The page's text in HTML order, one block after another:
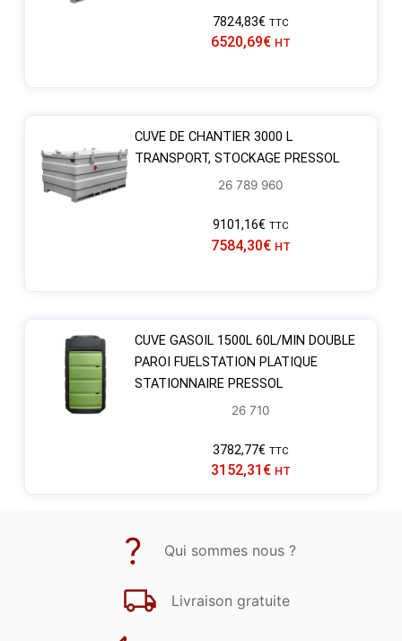
7824,83€ TTC
6520,69€ HT
CUVE DE CHANTIER 3000 L
TRANSPORT, STOCKAGE PRESSOL
26 789 960
9101,16€ TTC
7584,30€ HT
CUVE GASOIL 1500L 60L/MIN DOUBLE
PAROI FUELSTATION PLATIQUE
STATIONNAIRE PRESSOL
26 710
3782,77€ TTC
3152,31 € HT
Qui sommes nous ?
Livraison gratuite